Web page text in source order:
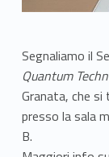
Segnaliamo il
Quantum
Granata, che
presso la sala
B.